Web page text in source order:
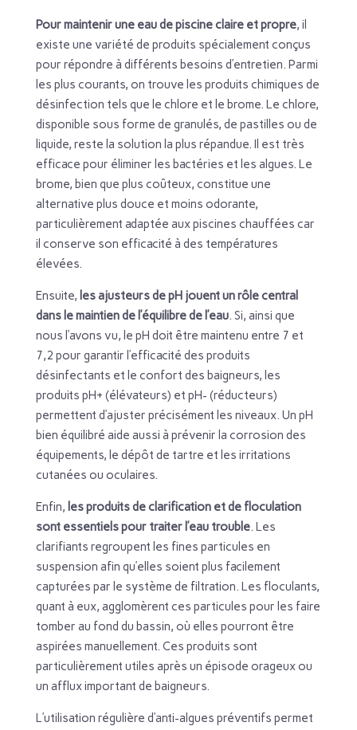
Pour maintenir une eau de piscine claire et propre, il
existe une variété de produits spécialement conçus
pour répondre à différents besoins d’entretien. Parmi
les plus courants, on trouve les produits chimiques de
désinfection tels que le chlore et le brome. Le chlore,
disponible sous forme de granulés, de pastilles ou de
liquide, reste la solution la plus répandue. Il est très
efficace pour éliminer les bactéries et les algues. Le
brome, bien que plus coûteux, constitue une
alternative plus douce et moins odorante,
particulièrement adaptée aux piscines chauffées car
il conserve son efficacité à des températures
élevées.
Ensuite, les ajusteurs de pH jouent un rôle central
dans le maintien de l’équilibre de l’eau. Si, ainsi que
nous l’avons vu, le pH doit être maintenu entre 7 et
7,2 pour garantir l’efficacité des produits
désinfectants et le confort des baigneurs, les
produits pH+ (élévateurs) et pH- (réducteurs)
permettent d’ajuster précisément les niveaux. Un pH
bien équilibré aide aussi à prévenir la corrosion des
équipements, le dépôt de tartre et les irritations
cutanées ou oculaires.
Enfin, les produits de clarification et de floculation
sont essentiels pour traiter l’eau trouble. Les
clarifiants regroupent les fines particules en
suspension afin qu’elles soient plus facilement
capturées par le système de filtration. Les floculants,
quant à eux, agglomèrent ces particules pour les faire
tomber au fond du bassin, où elles pourront être
aspirées manuellement. Ces produits sont
particulièrement utiles après un épisode orageux ou
un afflux important de baigneurs.
L’utilisation régulière d’anti-algues préventifs permet